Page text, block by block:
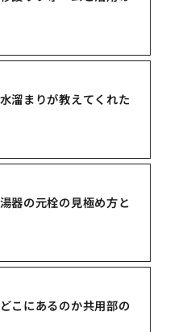
溜まりが教えてくれた
器の元栓の見極め方と
こにあるのか共用部の